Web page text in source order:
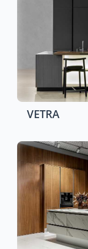
VETRA